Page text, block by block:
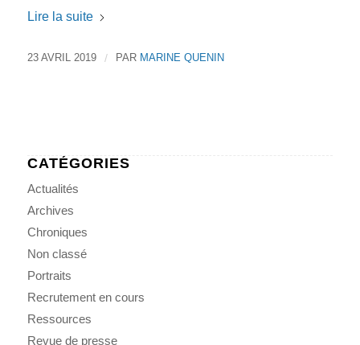
Lire la suite
23 AVRIL 2019 / PAR MARINE QUENIN
CATÉGORIES
Actualités
Archives
Chroniques
Non classé
Portraits
Recrutement en cours
Ressources
Revue de presse